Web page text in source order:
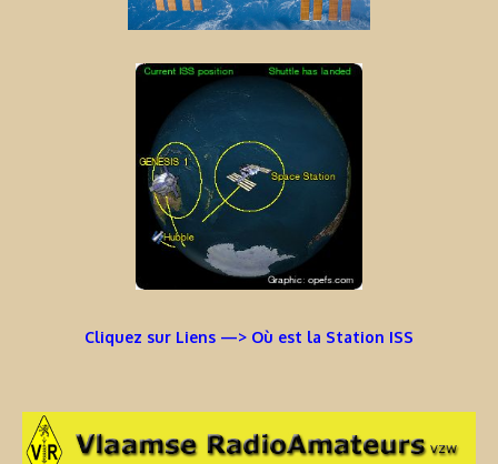
Cliquez sur Liens —> Où est la Station ISS